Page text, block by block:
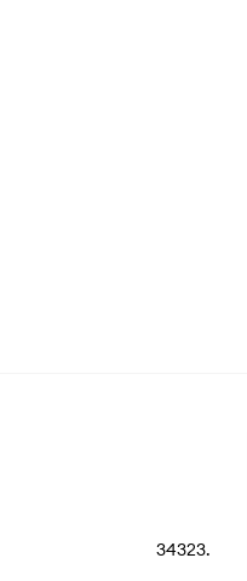
34323.